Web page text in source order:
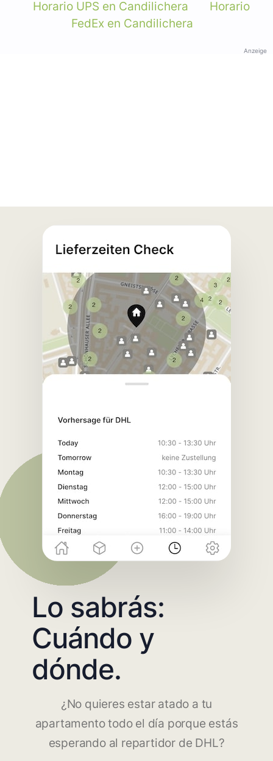
Horario UPS en Candilichera
Horario
FedEx en Candilichera
Anzeige
Lo sabrás:
Cuándo y
dónde.
¿No quieres estar atado a tu
apartamento todo el día porque estás
esperando al repartidor de DHL?